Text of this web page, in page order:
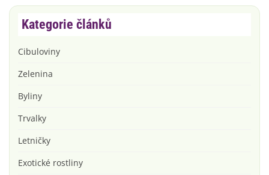
Kategorie článků
Cibuloviny
Zelenina
Byliny
Trvalky
Letničky
Exotické rostliny